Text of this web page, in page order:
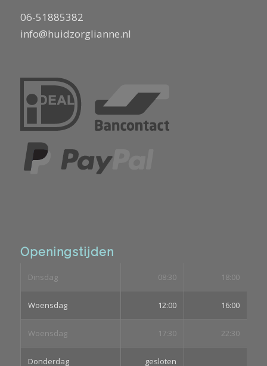
06-51885382
info@huidzorglianne.nl
Openingstijden
Dinsdag 08:30 18:00
Woensdag 12:00 16:00
Woensdag 17:30 22:30
Donderdag gesloten